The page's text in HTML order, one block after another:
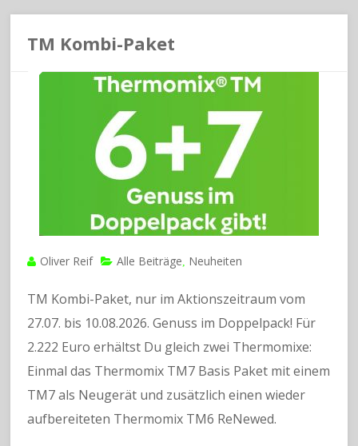
TM Kombi-Paket
Oliver Reif Alle Beiträge Neuheiten
TM Kombi-Paket, nur im Aktionszeitraum vom
27.07. bis 10.08.2026. Genuss im Doppelpack! Für
2.222 Euro erhältst Du gleich zwei Thermomixe:
Einmal das Thermomix TM7 Basis Paket mit einem
TM7 als Neugerät und zusätzlich einen wieder
aufbereiteten Thermomix TM6 ReNewed.